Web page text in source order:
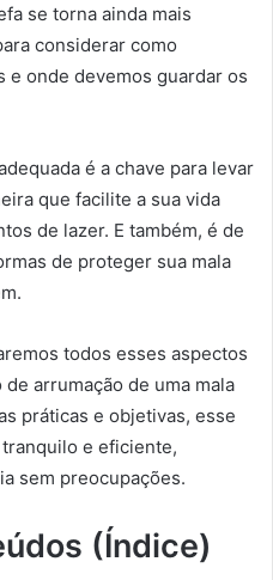
se torna ainda mais
considerar como
e onde devemos guardar os
é a chave para levar
que facilite a sua vida
de lazer. E também, é de
de proteger sua mala
todos esses aspectos
arrumação de uma mala
práticas e objetivas, esse
e eficiente,
sem preocupações.
(Índice)